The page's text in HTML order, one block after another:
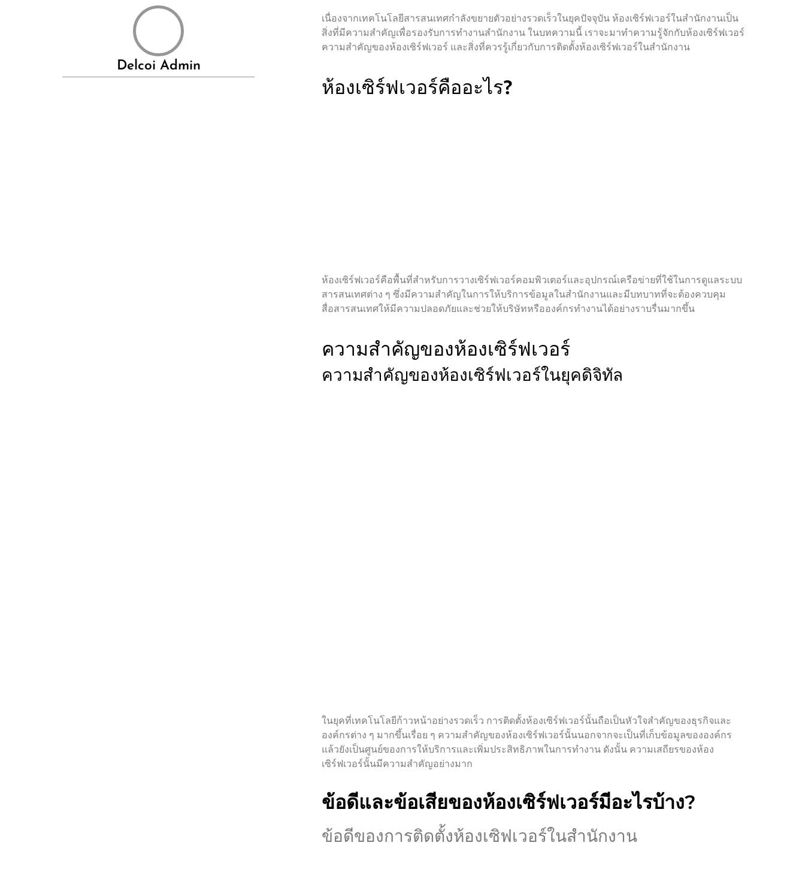
Delcoi Admin
เนื่องจากเทคโนโลยีสารสนเทศกำลังขยายตัวอย่างรวดเร็วในยุคปัจจุบัน ห้องเซิร์ฟเวอร์ในสำนักงานเป็น
สิ่งที่มีความสำคัญเพื่อรองรับการทำงานสำนักงาน ในบทความนี้ เราจะมาทำความรู้จักกับห้องเซิร์ฟเวอร์
ความสำคัญของห้องเซิร์ฟเวอร์ และสิ่งที่ควรรู้เกี่ยวกับการติดตั้งห้องเซิร์ฟเวอร์ในสำนักงาน
ห้องเซิร์ฟเวอร์คืออะไร?
ห้องเซิร์ฟเวอร์คือพื้นที่สำหรับการวางเซิร์ฟเวอร์คอมพิวเตอร์และอุปกรณ์เครือข่ายที่ใช้ในการดูแลระบบ
สารสนเทศต่าง ๆ ซึ่งมีความสำคัญในการให้บริการข้อมูลในสำนักงานและมีบทบาทที่จะต้องควบคุม
สื่อสารสนเทศให้มีความปลอดภัยและช่วยให้บริษัทหรือองค์กรทำงานได้อย่างราบรื่นมากขึ้น
ความสำคัญของห้องเซิร์ฟเวอร์
ความสำคัญของห้องเซิร์ฟเวอร์ในยุคดิจิทัล
ในยุคที่เทคโนโลยีก้าวหน้าอย่างรวดเร็ว การติดตั้งห้องเซิร์ฟเวอร์นั้นถือเป็นหัวใจสำคัญของธุรกิจและ
องค์กรต่าง ๆ มากขึ้นเรื่อย ๆ ความสำคัญของห้องเซิร์ฟเวอร์นั้นนอกจากจะเป็นที่เก็บข้อมูลขององค์กร
แล้วยังเป็นศูนย์ของการให้บริการและเพิ่มประสิทธิภาพในการทำงาน ดังนั้น ความเสถียรของห้อง
เซิร์ฟเวอร์นั้นมีความสำคัญอย่างมาก
ข้อดีและข้อเสียของห้องเซิร์ฟเวอร์มีอะไรบ้าง?
ข้อดีของการติดตั้งห้องเซิฟเวอร์ในสำนักงาน